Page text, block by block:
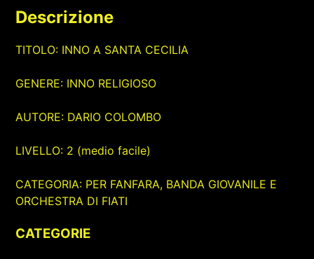
Descrizione
TITOLO: INNO A SANTA CECILIA
GENERE: INNO RELIGIOSO
AUTORE: DARIO COLOMBO
LIVELLO: 2 (medio facile)
CATEGORIA: PER FANFARA, BANDA GIOVANILE E
ORCHESTRA DI FIATI
CATEGORIE